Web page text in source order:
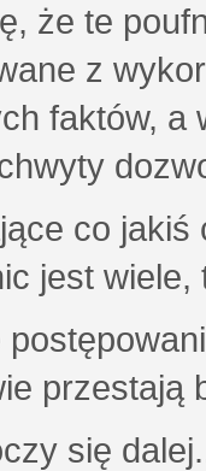
że te
z
faktów, a
co jakiś
jest
przestają
się